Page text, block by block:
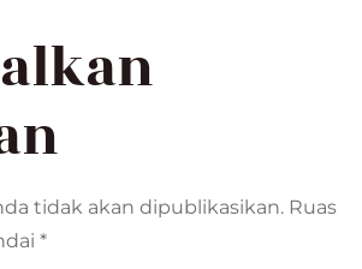
tidak akan dipublikasikan. Ruas
*